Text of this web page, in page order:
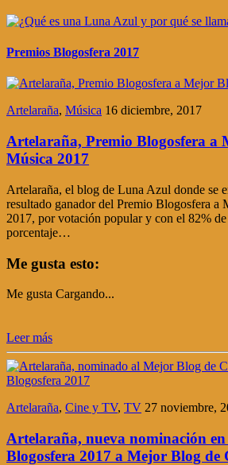
Premios Blogosfera 2017
Artelaraña, Música 16 diciembre, 2017
Artelaraña, Premio Blogosfera a
Música 2017
Artelaraña, el blog de Luna Azul donde se
resultado ganador del Premio Blogosfera a
2017, por votación popular y con el 82% de
porcentaje…
Me gusta esto:
Me gusta Cargando...
Leer más
Artelaraña, Cine y TV, TV 27 noviembre,
Artelaraña, nueva nominación en
Blogosfera 2017 a Mejor Blog de